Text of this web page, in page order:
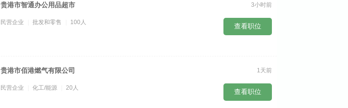
贵港市智通办公用品超市
民营企业 批发和零售 100人
3小时前
查看职位
贵港市佰港燃气有限公司
民营企业 化工/能源 20人
1天前
查看职位